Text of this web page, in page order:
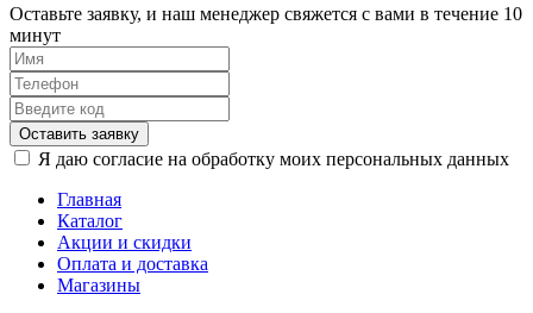
Оставьте заявку, и наш менеджер свяжется с вами в течение 10
минут
Оставить заявку
Я даю согласие на обработку моих персональных данных
Главная
Каталог
Акции и скидки
Оплата и доставка
Магазины